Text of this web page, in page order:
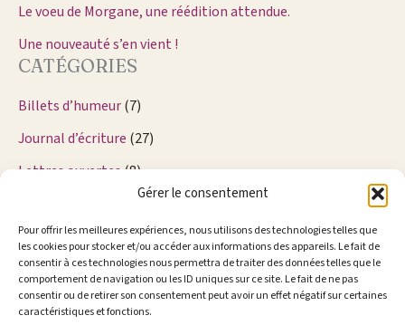
Gérer le consentement
Pour offrir les meilleures expériences, nous utilisons des technologies telles que
les cookies pour stocker et/ou accéder aux informations des appareils. Le fait de
consentir à ces technologies nous permettra de traiter des données telles que le
comportement de navigation ou les ID uniques sur ce site. Le fait de ne pas
consentir ou de retirer son consentement peut avoir un effet négatif sur certaines
caractéristiques et fonctions.
Le voeu de Morgane, une réédition attendue.
Une nouveauté s’en vient !
CATÉGORIES
Billets d’humeur(7)
Journal d’écriture (27)
Lettres ouvertes(8)
Nouvelles(36)
Résidence d’écriture 2013(37)
ÉTIQUETTES